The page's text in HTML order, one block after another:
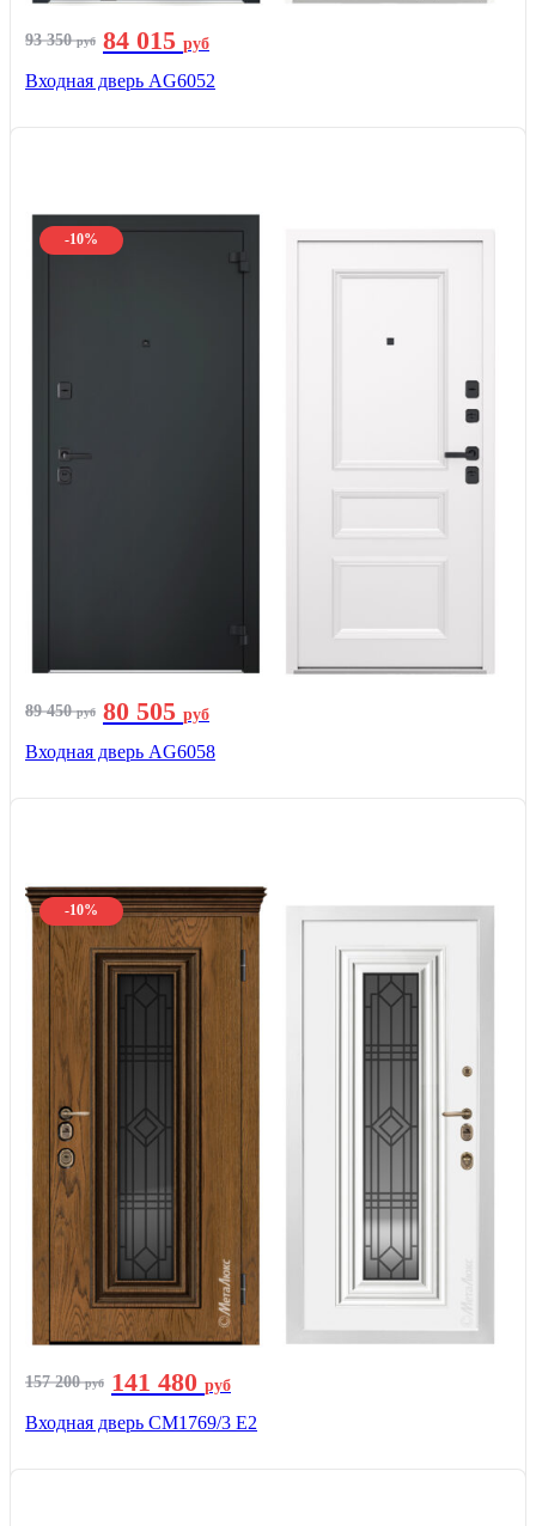
93 350руб 84 015 руб
Входная дверь AG6052
-10%
89 450руб 80 505 руб
Входная дверь AG6058
-10%
157 200руб 141 480 руб
Входная дверь СМ1769/3 Е2